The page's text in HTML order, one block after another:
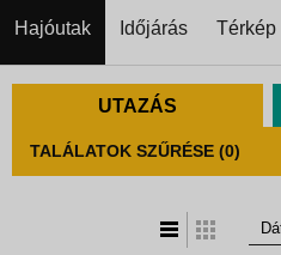
Hajóutak Időjárás Térkép
UTAZÁS
TALÁLATOK SZŰRÉSE (0)